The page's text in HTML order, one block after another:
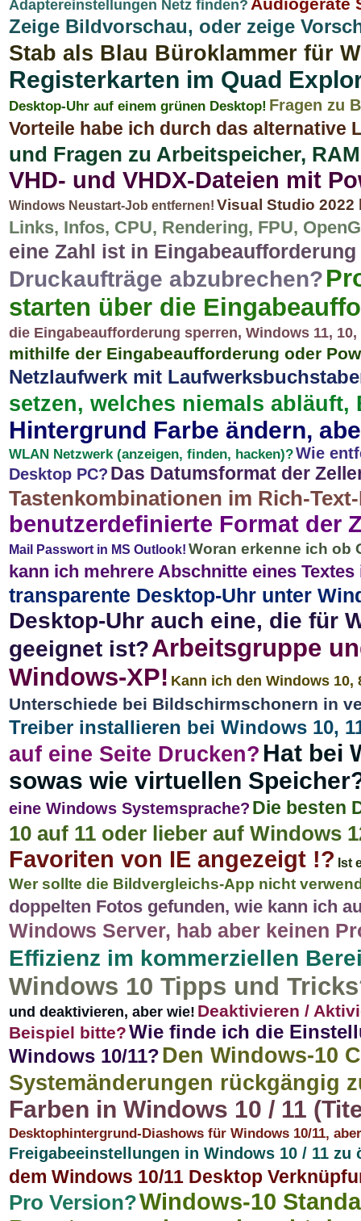
Adaptereinstellungen Netz finden?
Zeige Bildvorschau, oder zeige
Stab als Blau Büroklammer für
Registerkarten im Quad
Desktop-Uhr auf einem grünen Desktop! Fragen zu
Vorteile habe ich durch das alternative
und Fragen zu Arbeitspeicher,
VHD- und VHDX-Dateien mit
Windows Neustart-Job entfernen! Visual Studio
Links, Infos, CPU, Rendering, FPU,
eine Zahl ist in
Druckaufträge abzubrechen?
starten über die
die Eingabeaufforderung sperren, Windows 11, 10,
mithilfe der Eingabeaufforderung oder
Netzlaufwerk mit
setzen, welches niemals abläuft,
Hintergrund Farbe ändern,
WLAN Netzwerk (anzeigen, finden, hacken)?Wie
Desktop PC? Das Datumsformat der
Tastenkombinationen im Rich-
benutzerdefinierte Format der
Mail Passwort in MS Outlook! Woran erkenne ich ob
kann ich mehrere Abschnitte eines
transparente Desktop-Uhr unter
Desktop-Uhr auch eine, die für
geeignet ist?Arbeitsgruppe
Windows-XP! Kann ich den Windows 10,
Unterschiede bei Bildschirmschonern in
Treiber installieren bei Windows 10,
auf eine Seite Drucken? Hat bei
sowas wie virtuellen
eine Windows Systemsprache? Die besten
10 auf 11 oder lieber auf Windows
Favoriten von IE angezeigt !? Ist
Wer sollte die Bildvergleichs-App nicht
doppelten Fotos gefunden, wie kann ich
Windows Server, hab aber keinen
Effizienz im kommerziellen
Windows 10 Tipps und
und deaktivieren, aber wie! Deaktivieren /
Beispiel bitte?Wie finde ich die
Windows 10/11?Den Windows-10
Systemänderungen rückgängig
Farben in Windows 10 / 11
Desktophintergrund-Diashows für Windows 10/11,
Freigabeeinstellungen in Windows 10 / 11 zu
dem Windows 10/11 Desktop
Pro Version?Windows-10